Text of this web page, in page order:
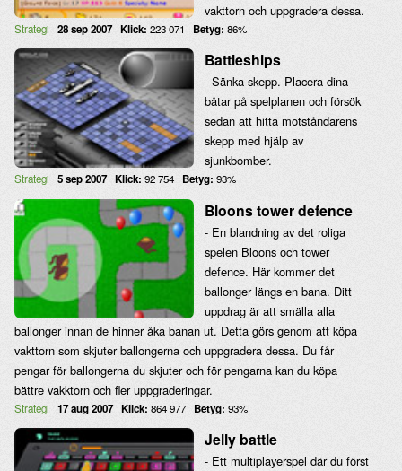
vakttorn och uppgradera dessa.
Strategi 28 sep 2007 Klick: 223 071 Betyg: 86%
Battleships
- Sänka skepp. Placera dina
båtar på spelplanen och försök
sedan att hitta motståndarens
skepp med hjälp av
sjunkbomber.
Strategi 5 sep 2007 Klick: 92 754 Betyg: 93%
Bloons tower defence
- En blandning av det roliga
spelen Bloons och tower
defence. Här kommer det
ballonger längs en bana. Ditt
uppdrag är att smälla alla
ballonger innan de hinner åka banan ut. Detta görs genom att köpa
vakttorn som skjuter ballongerna och uppgradera dessa. Du får
pengar för ballongerna du skjuter och för pengarna kan du köpa
bättre vakktorn och fler uppgraderingar.
Strategi 17 aug 2007 Klick: 864 977 Betyg: 93%
Jelly battle
- Ett multiplayerspel där du först